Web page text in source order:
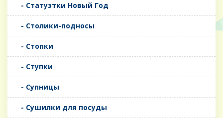
- Статуэтки Новый Год
- Столики-подносы
- Стопки
- Ступки
- Супницы
- Сушилки для посуды